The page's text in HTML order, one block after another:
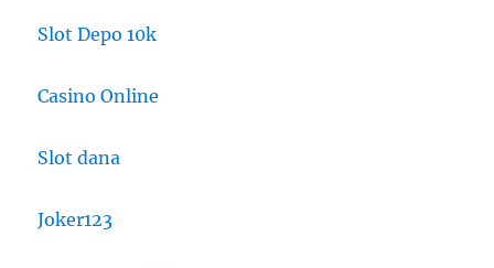
Slot Depo 10k
Casino Online
Slot dana
Joker123